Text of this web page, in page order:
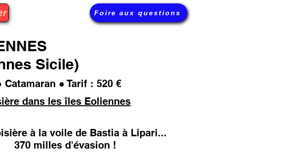
Foire aux questions
Sicile)
● Tarif : 520 €
dans les îles Eoliennes
à la voile de Bastia à Lipari...
370 milles d'évasion !